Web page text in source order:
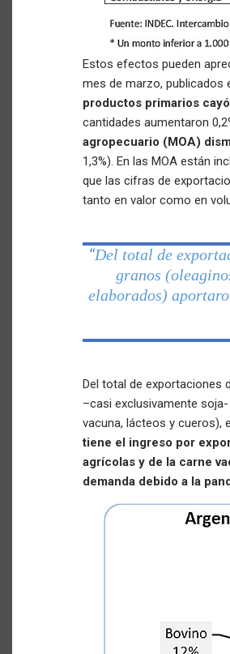
Estos efectos pueden
mes de marzo, publicados
productos primarios cayó
cantidades aumentaron
agropecuario (MOA)
1,3%). En las MOA están
que las cifras de
tanto en valor como en
“Del total de
granos
elaborados)
Del total de exportaciones
–casi exclusivamente
vacuna, lácteos y cueros),
tiene el ingreso por
agrícolas y de la carne
demanda debido a la